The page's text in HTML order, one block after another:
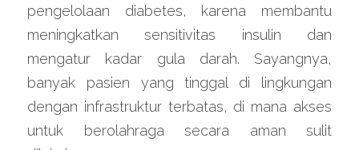
pengelolaan diabetes, karena membantu
meningkatkan sensitivitas insulin dan
mengatur kadar gula darah. Sayangnya,
banyak pasien yang tinggal di lingkungan
dengan infrastruktur terbatas, di mana akses
untuk berolahraga secara aman sulit